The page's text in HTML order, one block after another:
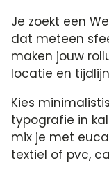
Je zoekt een
dat meteen
maken jouw
locatie en
Kies
typografie in
mix je met
textiel of pvc,